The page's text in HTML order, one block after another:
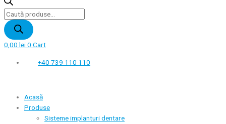
Products
search
0,00 lei0 Cart
+40 739 110 110
Acasă
Produse
Sisteme implanturi dentare